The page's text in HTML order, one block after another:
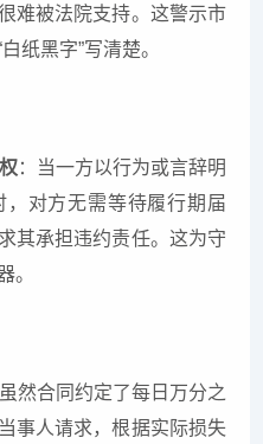
难被法院支持。这警示市
纸黑字”写清楚。
：当一方以行为或言辞明
对方无需等待履行期届
其承担违约责任。这为守
。
然合同约定了每日万分之
事人请求，根据实际损失